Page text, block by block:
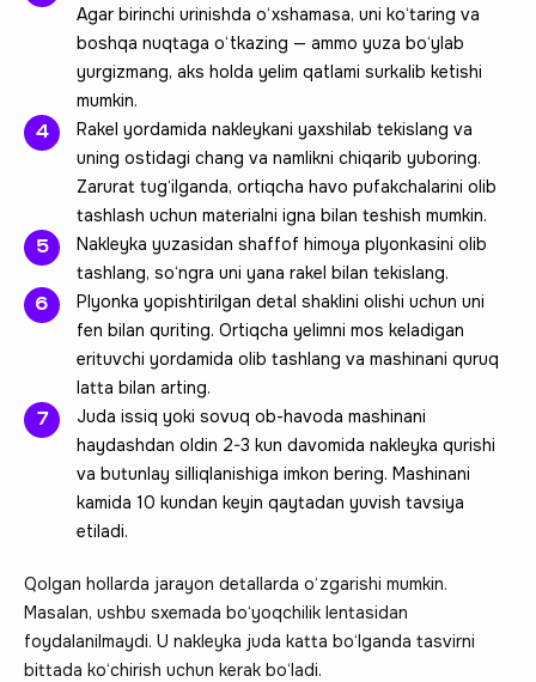
Agar birinchi urinishda o‘xshamasa, uni ko‘taring va
boshqa nuqtaga o‘tkazing — ammo yuza bo‘ylab
yurgizmang, aks holda yelim qatlami surkalib ketishi
mumkin.
Rakel yordamida nakleykani yaxshilab tekislang va
uning ostidagi chang va namlikni chiqarib yuboring.
Zarurat tug‘ilganda, ortiqcha havo pufakchalarini olib
tashlash uchun materialni igna bilan teshish mumkin.
Nakleyka yuzasidan shaffof himoya plyonkasini olib
tashlang, so‘ngra uni yana rakel bilan tekislang.
Plyonka yopishtirilgan detal shaklini olishi uchun uni
fen bilan quriting. Ortiqcha yelimni mos keladigan
erituvchi yordamida olib tashlang va mashinani quruq
latta bilan arting.
Juda issiq yoki sovuq ob-havoda mashinani
haydashdan oldin 2-3 kun davomida nakleyka qurishi
va butunlay silliqlanishiga imkon bering. Mashinani
kamida 10 kundan keyin qaytadan yuvish tavsiya
etiladi.
Qolgan hollarda jarayon detallarda o‘zgarishi mumkin.
Masalan, ushbu sxemada bo‘yoqchilik lentasidan
foydalanilmaydi. U nakleyka juda katta bo‘lganda tasvirni
bittada ko‘chirish uchun kerak bo‘ladi.